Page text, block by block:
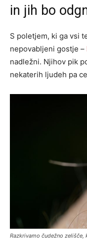
in jih bo
S poletjem, ki ga vsi
nepovabljeni gostje –
nadležni. Njihov pik
nekaterih ljudeh pa
Razkrivamo čudežno